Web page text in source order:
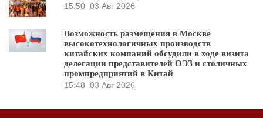
15:50 03 Авг 2026
Возможность размещения в Москве
высокотехнологичных производств
китайских компаний обсудили в ходе визита
делегации представителей ОЭЗ и столичных
промпредприятий в Китай
15:48 03 Авг 2026